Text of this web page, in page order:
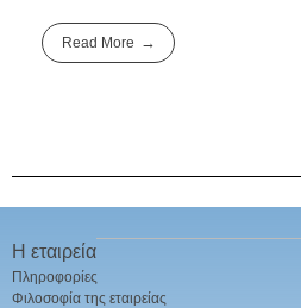
Read More
Η εταιρεία
Πληροφορίες
Φιλοσοφία της εταιρείας